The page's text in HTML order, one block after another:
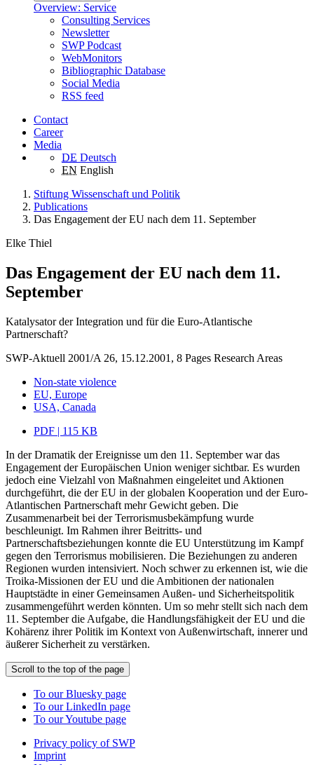
Overview: Service
Consulting Services
Newsletter
SWP Podcast
WebMonitors
Bibliographic Database
Social Media
RSS feed
Contact
Career
Media
DE Deutsch
EN English
Stiftung Wissenschaft und Politik
Publications
Das Engagement der EU nach dem 11. September
Elke Thiel
Das Engagement der EU nach dem 11.
September
Katalysator der Integration und für die Euro-Atlantische
Partnerschaft?
SWP-Aktuell 2001/A 26, 15.12.2001, 8 Pages Research Areas
Non-state violence
EU, Europe
USA, Canada
PDF | 115 KB
In der Dramatik der Ereignisse um den 11. September war das
Engagement der Europäischen Union weniger sichtbar. Es wurden
jedoch eine Vielzahl von Maßnahmen eingeleitet und Aktionen
durchgeführt, die der EU in der globalen Kooperation und der Euro-
Atlantischen Partnerschaft mehr Gewicht geben. Die
Zusammenarbeit bei der Terrorismusbekämpfung wurde
beschleunigt. Im Rahmen ihrer Beitritts- und
Partnerschaftsbeziehungen konnte die EU Unterstützung im Kampf
gegen den Terrorismus mobilisieren. Die Beziehungen zu anderen
Regionen wurden intensiviert. Noch schwer zu erkennen ist, wie die
Troika-Missionen der EU und die Ambitionen der nationalen
Hauptstädte in einer Gemeinsamen Außen- und Sicherheitspolitik
zusammengeführt werden könnten. Um so mehr stellt sich nach dem
11. September die Aufgabe, die Handlungsfähigkeit der EU und die
Kohärenz ihrer Politik im Kontext von Außenwirtschaft, innerer und
äußerer Sicherheit zu verstärken.
Scroll to the top of the page
To our Bluesky page
To our LinkedIn page
To our Youtube page
Privacy policy of SWP
Imprint